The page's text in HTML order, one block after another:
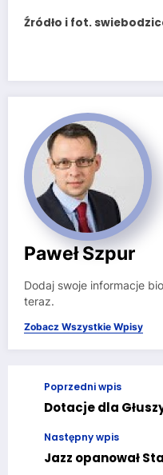
Źródło i fot.
Paweł Szpur
Dodaj swoje informacje
teraz.
Zobacz Wszystkie Wpisy
Poprzedni wpis
Dotacje dla
Następny wpis
Jazz opanował